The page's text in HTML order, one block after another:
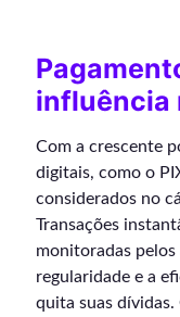
influência
Com a crescente
digitais, como o
considerados no
Transações
monitoradas
regularidade e a
quita suas